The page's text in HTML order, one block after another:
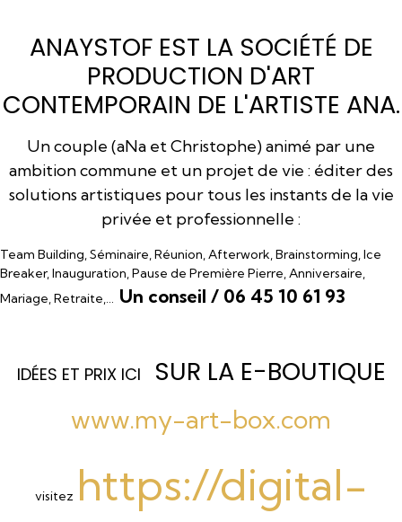
ANAYSTOF EST LA SOCIÉTÉ DE
PRODUCTION D'ART
CONTEMPORAIN DE L'ARTISTE ANA.
Un couple (aNa et Christophe) animé par une
ambition commune et un projet de vie : éditer des
solutions artistiques pour tous les instants de la vie
privée et professionnelle :
Team Building, Séminaire, Réunion, Afterwork, Brainstorming, Ice
Breaker, Inauguration, Pause de Première Pierre, Anniversaire,
Mariage, Retraite,… Un conseil / 06 45 10 61 93
IDÉES ET PRIX ICI SUR LA E-BOUTIQUE
www.my-art-box.com
visitez https://digital-